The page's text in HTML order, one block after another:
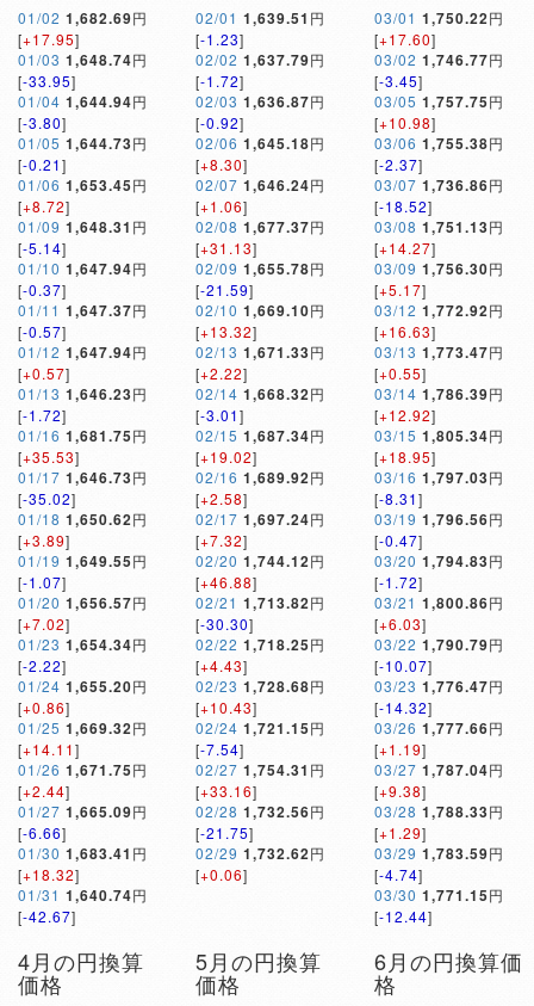
01/02 1,682.69円
[+17.95]
01/03 1,648.74円
[-33.95]
01/04 1,644.94円
[-3.80]
01/05 1,644.73円
[-0.21]
01/06 1,653.45円
[+8.72]
01/09 1,648.31 円
[-5.14]
01/10 1,647.94円
[-0.37]
01/11 1,647.37円
[-0.57]
01/12 1,647.94円
[+0.57]
01/13 1,646.23円
[-1.72]
01/16 1,681.75円
[+35.53]
01/17 1,646.73円
[-35.02]
01/18 1,650.62円
[+3.89]
01/19 1,649.55円
[-1.07]
01/20 1,656.57円
[+7.02]
01/23 1,654.34円
[-2.22]
01/24 1,655.20円
[+0.86]
01/25 1,669.32円
[+14.11]
01/26 1,671.75円
[+2.44]
01/27 1,665.09円
[-6.66]
01/30 1,683.41 円
[+18.32]
01/31 1,640.74円
[-42.67]
02/01 1,639.51 円
[-1.23]
02/02 1,637.79円
[-1.72]
02/03 1,636.87円
[-0.92]
02/06 1,645.18円
[+8.30]
02/07 1,646.24円
[+1.06]
02/08 1,677.37円
[+31.13]
02/09 1,655.78円
[-21.59]
02/10 1,669.10円
[+13.32]
02/13 1,671.33円
[+2.22]
02/14 1,668.32円
[-3.01]
02/15 1,687.34円
[+19.02]
02/16 1,689.92円
[+2.58]
02/17 1,697.24円
[+7.32]
02/20 1,744.12円
[+46.88]
02/21 1,713.82円
[-30.30]
02/22 1,718.25円
[+4.43]
02/23 1,728.68円
[+10.43]
02/24 1,721.15円
[-7.54]
02/27 1,754.31 円
[+33.16]
02/28 1,732.56円
[-21.75]
02/29 1,732.62円
[+0.06]
03/01 1,750.22円
[+17.60]
03/02 1,746.77円
[-3.45]
03/05 1,757.75円
[+10.98]
03/06 1,755.38円
[-2.37]
03/07 1,736.86円
[-18.52]
03/08 1,751.13円
[+14.27]
03/09 1,756.30円
[+5.17]
03/12 1,772.92円
[+16.63]
03/13 1,773.47円
[+0.55]
03/14 1,786.39円
[+12.92]
03/15 1,805.34円
[+18.95]
03/16 1,797.03円
[-8.31]
03/19 1,796.56円
[-0.47]
03/20 1,794.83円
[-1.72]
03/21 1,800.86円
[+6.03]
03/22 1,790.79円
[-10.07]
03/23 1,776.47円
[-14.32]
03/26 1,777.66円
[+1.19]
03/27 1,787.04円
[+9.38]
03/28 1,788.33円
[+1.29]
03/29 1,783.59円
[-4.74]
03/30 1,771.15円
[-12.44]
4月の円換算
価格
5月の円換算
価格
6月の円換算価
格